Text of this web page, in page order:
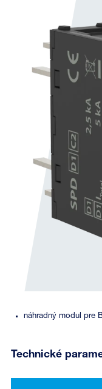
náhradný modul pre
Technické